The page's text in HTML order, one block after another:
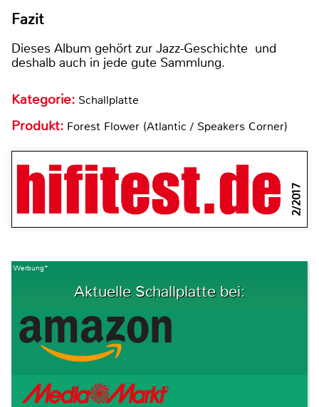
Fazit
Dieses Album gehört zur Jazz-Geschichte und
deshalb auch in jede gute Sammlung.
Kategorie: Schallplatte
Produkt: Forest Flower (Atlantic / Speakers Corner)
2/2017
Werbung*
Aktuelle Schallplatte bei: